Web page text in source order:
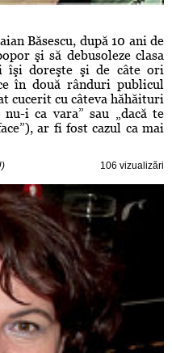
Băsescu, după 10 ani de
şi să debusoleze clasa
îşi doreşte şi de câte ori
în două rânduri publicul
cucerit cu câteva hăhăituri
i ca vara” sau „dacă te
ar fi fost cazul ca mai
106 vizualizări